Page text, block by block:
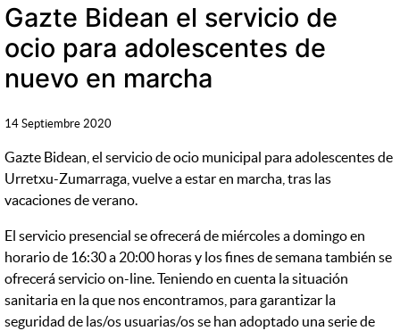
Gazte Bidean el servicio de
ocio para adolescentes de
nuevo en marcha
14 Septiembre 2020
Gazte Bidean, el servicio de ocio municipal para adolescentes de
Urretxu-Zumarraga, vuelve a estar en marcha, tras las
vacaciones de verano.
El servicio presencial se ofrecerá de miércoles a domingo en
horario de 16:30 a 20:00 horas y los fines de semana también se
ofrecerá servicio on-line. Teniendo en cuenta la situación
sanitaria en la que nos encontramos, para garantizar la
seguridad de las/os usuarias/os se han adoptado una serie de